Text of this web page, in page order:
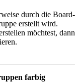
durch die Board-
erstellt wird.
möchtest, dann
farbig